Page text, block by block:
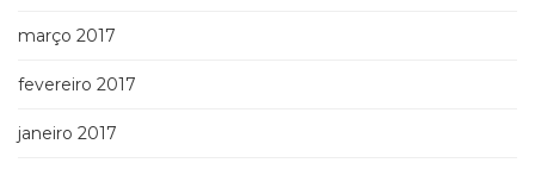
março 2017
fevereiro 2017
janeiro 2017